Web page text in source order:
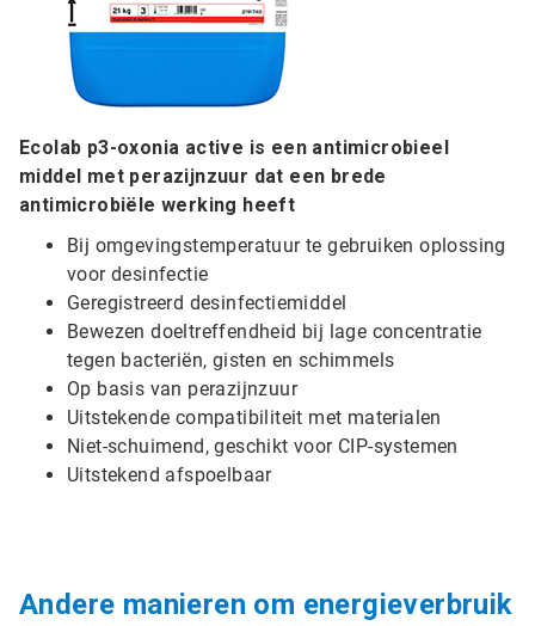
Ecolab p3-oxonia active is een antimicrobieel
middel met perazijnzuur dat een brede
antimicrobiële werking heeft
Bij omgevingstemperatuur te gebruiken oplossing
voor desinfectie
Geregistreerd desinfectiemiddel
Bewezen doeltreffendheid bij lage concentratie
tegen bacteriën, gisten en schimmels
Op basis van perazijnzuur
Uitstekende compatibiliteit met materialen
Niet-schuimend, geschikt voor CIP-systemen
Uitstekend afspoelbaar
Andere manieren om energieverbruik